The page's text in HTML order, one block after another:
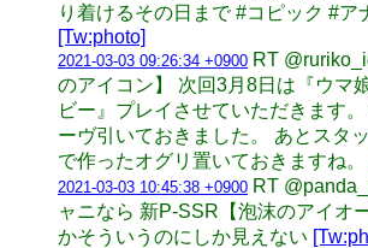
り着けるその日まで #コピック #ア
[Tw:photo]
2021-03-03 09:26:34 +0900 RT
のアイコン】 次回3月8日は『ウマ
ビー』プレイさせていただきます
ーヴ引いておきました。 あとスタ
で作ったオグリ置いておきますね
2021-03-03 10:45:38 +0900 RT
ャニなら 新P-SSR【泡沫のアイオ
かそういうのにしか見えない